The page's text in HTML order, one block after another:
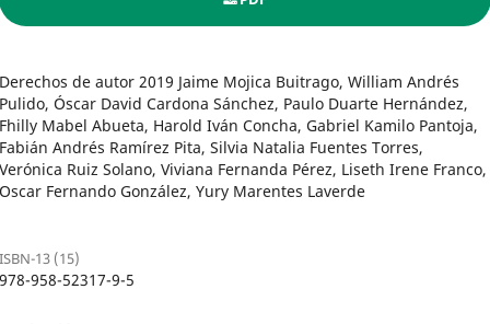
Derechos de autor 2019 Jaime Mojica Buitrago, William Andrés
Pulido, Óscar David Cardona Sánchez, Paulo Duarte Hernández,
Fhilly Mabel Abueta, Harold Iván Concha, Gabriel Kamilo Pantoja,
Fabián Andrés Ramírez Pita, Silvia Natalia Fuentes Torres,
Verónica Ruiz Solano, Viviana Fernanda Pérez, Liseth Irene Franco,
Oscar Fernando González, Yury Marentes Laverde
ISBN-13 (15)
978-958-52317-9-5